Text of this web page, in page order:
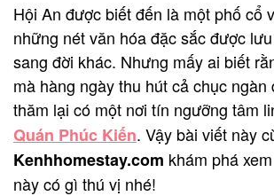
Hội An được biết đến là một phố cổ
những nét văn hóa đặc sắc được
sang đời khác. Nhưng mấy ai biết
mà hàng ngày thu hút cả chục ngàn
thăm lại có một nơi tín ngưỡng tâm
Quán Phúc Kiến. Vậy bài viết này
Kenhhomestay.com khám phá
này có gì thú vị nhé!